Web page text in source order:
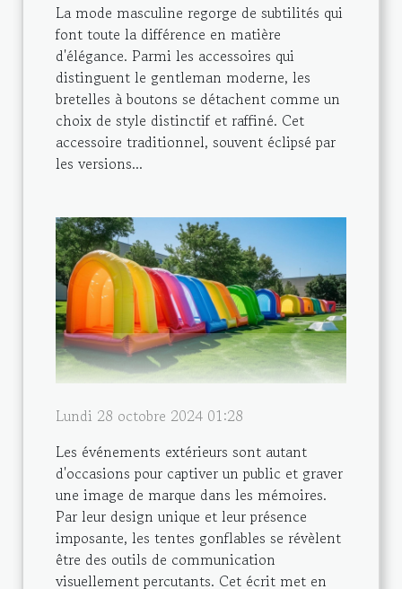
La mode masculine regorge de subtilités qui
font toute la différence en matière
d'élégance. Parmi les accessoires qui
distinguent le gentleman moderne, les
bretelles à boutons se détachent comme un
choix de style distinctif et raffiné. Cet
accessoire traditionnel, souvent éclipsé par
les versions...
Lundi 28 octobre 2024 01:28
Les événements extérieurs sont autant
d'occasions pour captiver un public et graver
une image de marque dans les mémoires.
Par leur design unique et leur présence
imposante, les tentes gonflables se révèlent
être des outils de communication
visuellement percutants. Cet écrit met en